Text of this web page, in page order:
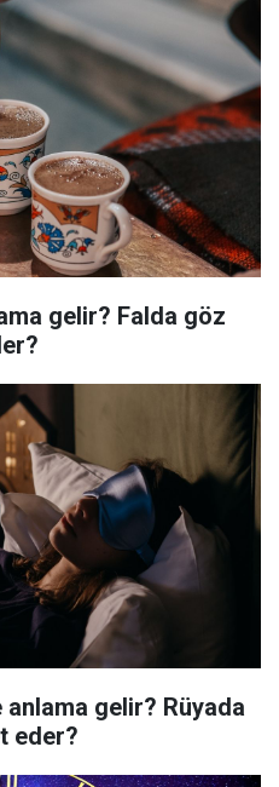
gelir? Falda göz
gelir? Rüyada
eder?